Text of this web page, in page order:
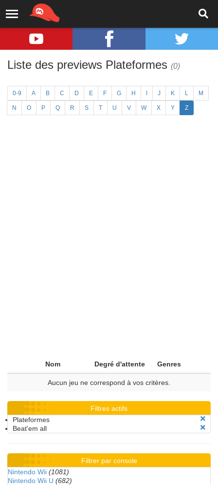
Liste des previews Plateformes (0)
0-9 A B C D E F G H J K L M
N O P Q R S T U V W X Y Z
Nom Degré d'attente Genres
Aucun jeu ne correspond à vos critères.
Filtres actifs
Plateformes
Beat'em all
Filtrer par console
Nintendo Wii (1081)
Nintendo Wii U (682)